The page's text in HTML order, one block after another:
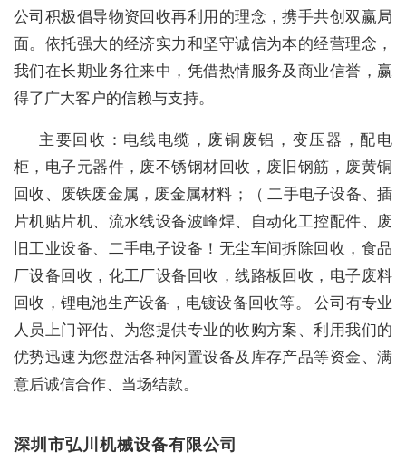
公司积极倡导物资回收再利用的理念，携手共创双赢局
面。依托强大的经济实力和坚守诚信为本的经营理念，
我们在长期业务往来中，凭借热情服务及商业信誉，赢
得了广大客户的信赖与支持。
主要回收：电线电缆，废铜废铝，变压器，配电
柜，电子元器件，废不锈钢材回收，废旧钢筋，废黄铜
回收、废铁废金属，废金属材料；（ 二手电子设备、插
片机贴片机、流水线设备波峰焊、自动化工控配件、废
旧工业设备、二手电子设备！无尘车间拆除回收，食品
厂设备回收，化工厂设备回收，线路板回收，电子废料
回收，锂电池生产设备，电镀设备回收等。 公司有专业
人员上门评估、为您提供专业的收购方案、利用我们的
优势迅速为您盘活各种闲置设备及库存产品等资金、满
意后诚信合作、当场结款。
深圳市弘川机械设备有限公司